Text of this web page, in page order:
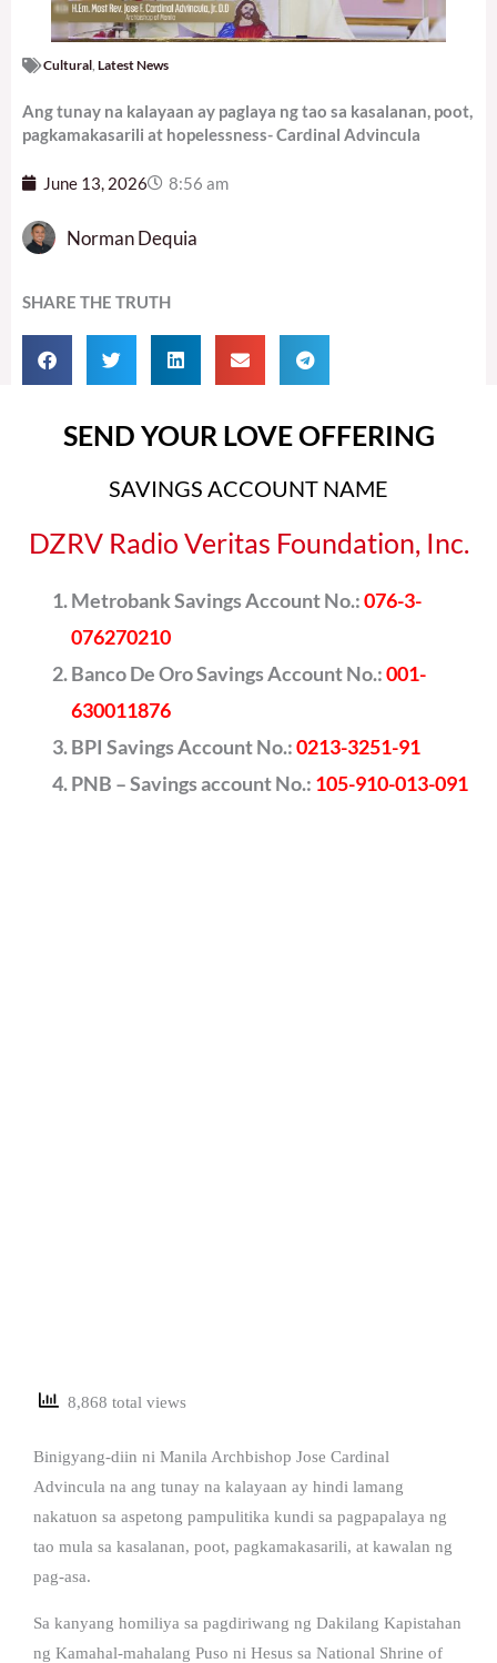
Cultural Latest News
Ang tunay na kalayaan ay paglaya ng tao sa kasalanan, poot,
pagkamakasarili at hopelessness- Cardinal Advincula
June 13, 2026 8:56 am
Norman Dequia
SHARE THE TRUTH
SEND YOUR LOVE OFFERING
SAVINGS ACCOUNT NAME
DZRV Radio Veritas Foundation, Inc.
Metrobank Savings Account No.:076-3-
076270210
Banco De Oro Savings Account No.:001-
630011876
BPI Savings Account No.:0213-3251-91
PNB – Savings account No.: 105-910-013-091
8,868 total views
Binigyang-diin ni Manila Archbishop Jose Cardinal
Advincula na ang tunay na kalayaan ay hindi lamang
nakatuon sa aspetong pampulitika kundi sa pagpapalaya ng
tao mula sa kasalanan, poot, pagkamakasarili, at kawalan ng
pag-asa.
Sa kanyang homiliya sa pagdiriwang ng Dakilang Kapistahan
ng Kamahal-mahalang Puso ni Hesus sa National Shrine of